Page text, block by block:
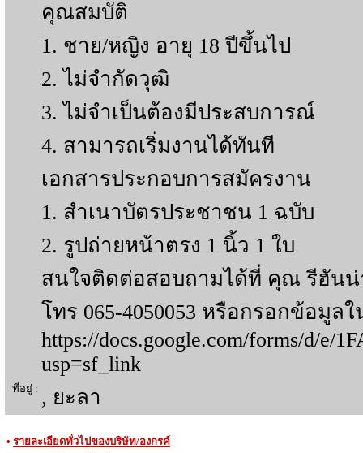
คุณสมบัติ
1. ชาย/หญิง อายุ 18 ปีขึ้นไป
2. ไม่จำกัดวุฒิ
3. ไม่จำเป็นต้องมีประสบการณ์
4. สามารถเริ่มงานได้ทันที
เอกสารประกอบการสมัครงาน
1. สำเนาบัตรประชาชน 1 ฉบับ
2. รูปถ่ายหน้าตรง 1 นิ้ว 1 ใบ
สนใจติดต่อสอบถามได้ที่ คุณ รีฮันน่
โทร 065-4050053 หรือกรอกข้อมู
https://docs.google.com/forms/d/e/
usp=sf_link
ที่อยู่ : , ยะลา
• รายละเอียดทั่วไปของบริษัท/องกรค์